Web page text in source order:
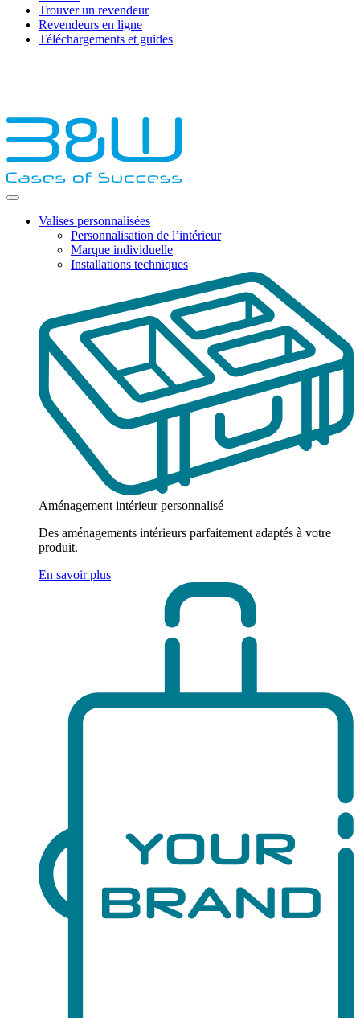
Trouver un revendeur
Revendeurs en ligne
Téléchargements et guides
Valises personnalisées
Personnalisation de l’intérieur
Marque individuelle
Installations techniques
Aménagement intérieur personnalisé
Des aménagements intérieurs parfaitement adaptés à votre
produit.
En savoir plus